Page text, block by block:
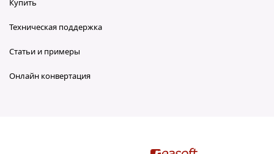
Купить
Техническая поддержка
Статьи и примеры
Онлайн конвертация